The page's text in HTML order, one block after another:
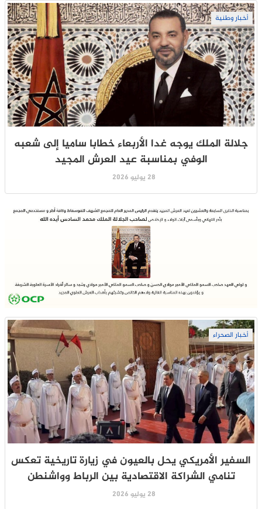
أخبار وطنية
جلالة الملك يوجه غدا الأربعاء خطابا ساميا إلى شعبه
الوفي بمناسبة عيد العرش المجيد
28 يوليو 2026
أخبار الصحراء
السفير الأمريكي يحل بالعيون في زيارة تاريخية تعكس
تنامي الشراكة الاقتصادية بين الرباط وواشنطن
28 يوليو 2026